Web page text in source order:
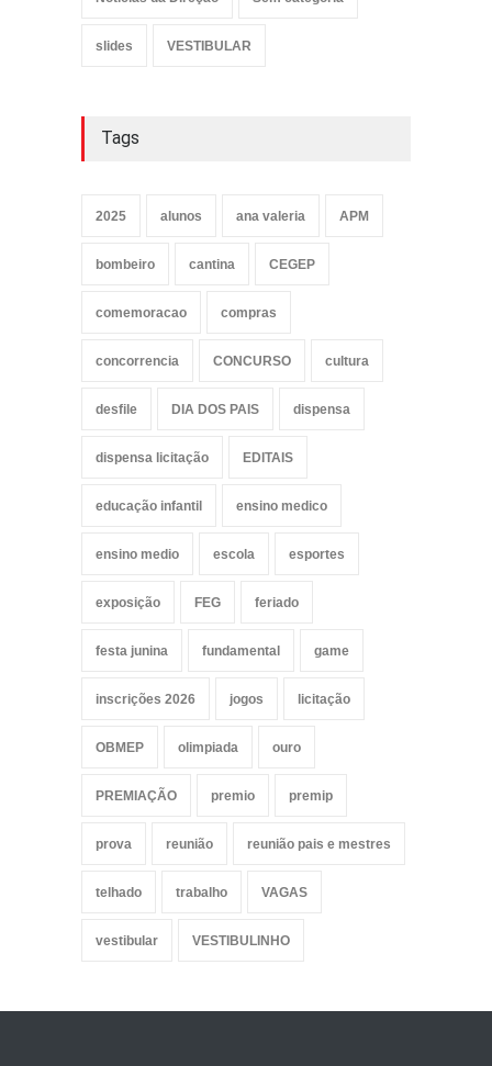
slides VESTIBULAR
Tags
2025 alunos ana valeria APM
bombeiro cantina CEGEP
comemoracao compras
concorrencia CONCURSO cultura
desfile DIA DOS PAIS dispensa
dispensa licitação EDITAIS
educação infantil ensino medico
ensino medio escola esportes
exposição FEG feriado
festa junina fundamental game
inscrições 2026 jogos licitação
OBMEP olimpiada ouro
PREMIAÇÃO premio premip
prova reunião reunião pais e mestres
telhado trabalho VAGAS
vestibular VESTIBULINHO